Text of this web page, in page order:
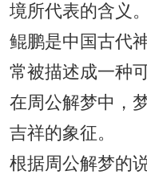
境所代表的含义。
鲲鹏是中国古代
常被描述成一种
在周公解梦中，
吉祥的象征。
根据周公解梦的